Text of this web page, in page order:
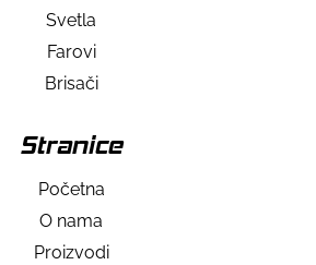
Svetla
Farovi
Brisači
Stranice
Početna
O nama
Proizvodi